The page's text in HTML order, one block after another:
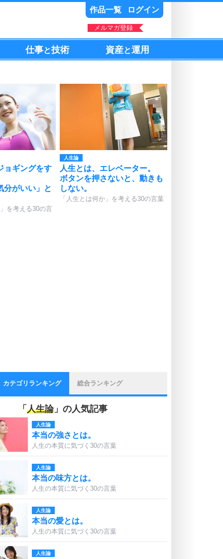
作品一覧 ログイン
メルマガ登録
仕事と技術 資産と運用
ョギングをす
分がいい」と
を考える30の言
人生論
人生とは、エレベーター。
ボタンを押さないと、動きも
しない。
「人生とは何か」を考える30の言葉
カテゴリランキング 総合ランキング
「 人生論」の人気記事
人生論
本当の強さとは。
人生の本質に気づく30の言葉
人生論
本当の味方とは。
人生の本質に気づく30の言葉
人生論
本当の愛とは。
人生の本質に気づく30の言葉
人生論